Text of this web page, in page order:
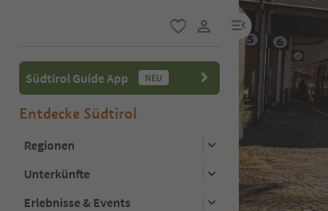
user link
menu link
Südtirol Guide App NEU
Entdecke Südtirol
Regionen
Unterkünfte
Erlebnisse & Events